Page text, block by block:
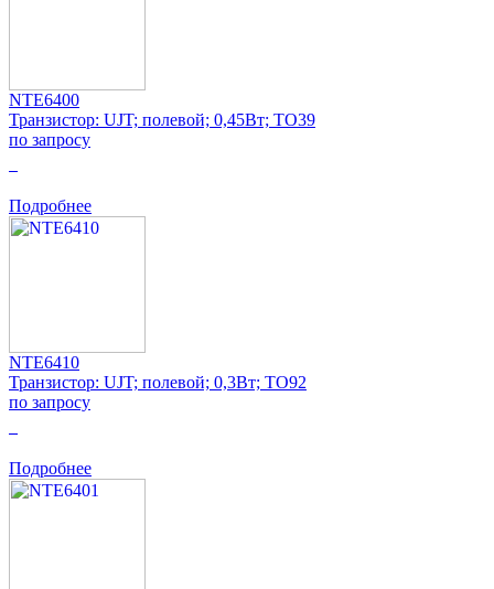
NTE6400
Транзистор: UJT; полевой; 0,45Вт; TO39
по запросу
Подробнее
NTE6410
Транзистор: UJT; полевой; 0,3Вт; TO92
по запросу
Подробнее